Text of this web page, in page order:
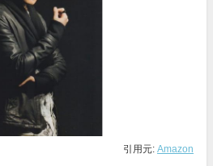
引用元: Amazon